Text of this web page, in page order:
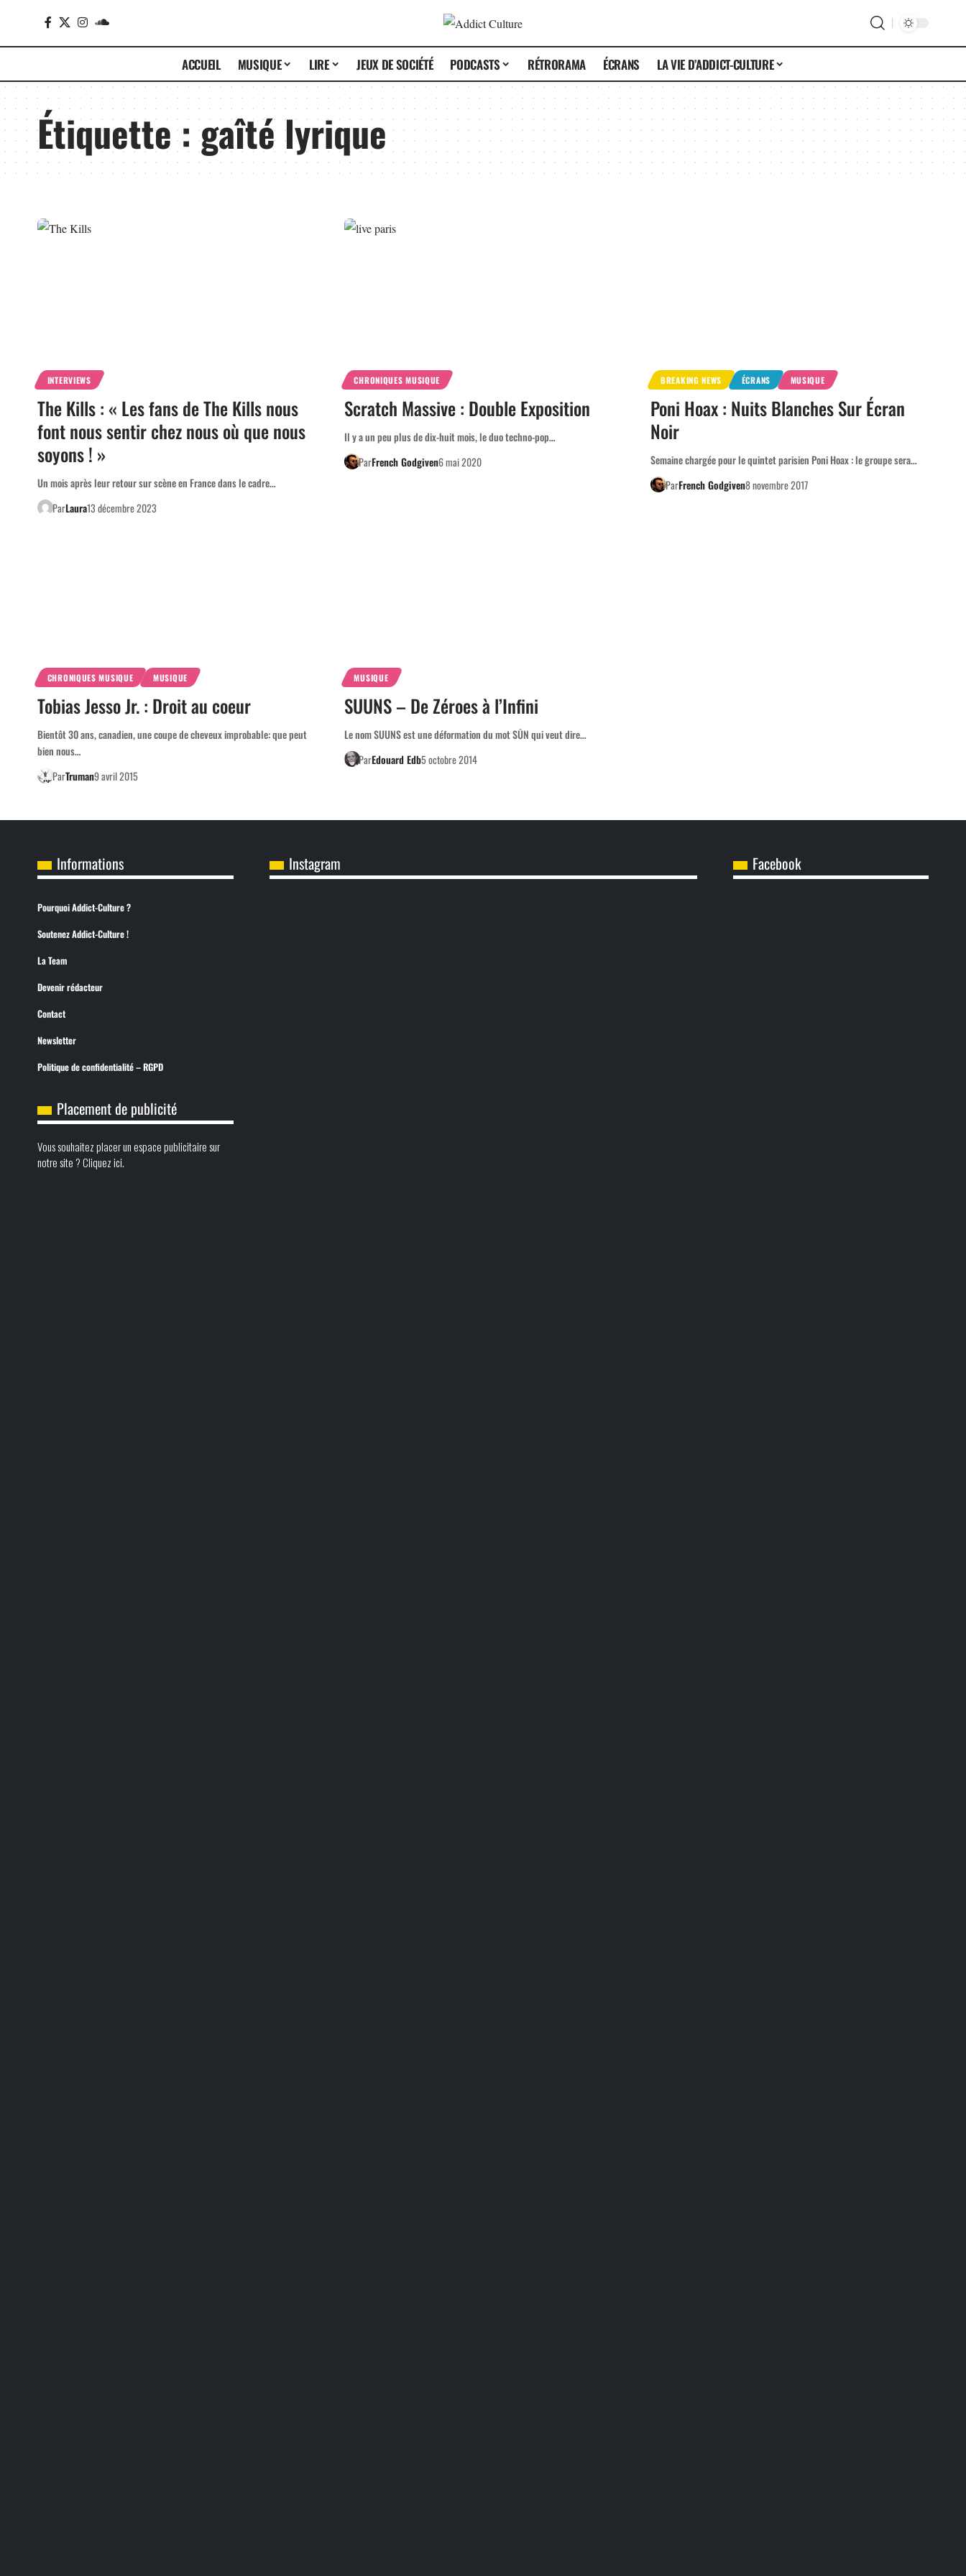
ACCUEIL MUSIQUE LIRE JEUX DE SOCIÉTÉ PODCASTS RÉTRORAMA ÉCRANS LA VIE D’ADDICT-CULTURE
Étiquette :gaîté lyrique
INTERVIEWS
The Kills : « Les fans de The Kills nous
font nous sentir chez nous où que nous
soyons ! »
Un mois après leur retour sur scène en France dans le cadre…
ParLaura13 décembre 2023
CHRONIQUES MUSIQUE
Scratch Massive : Double Exposition
Il y a un peu plus de dix-huit mois, le duo techno-pop…
ParFrench Godgiven6 mai 2020
BREAKING NEWS ÉCRANS MUSIQUE
Poni Hoax : Nuits Blanches Sur Écran
Noir
Semaine chargée pour le quintet parisien Poni Hoax : le groupe sera…
ParFrench Godgiven8 novembre 2017
CHRONIQUES MUSIQUE MUSIQUE
Tobias Jesso Jr. : Droit au coeur
Bientôt 30 ans, canadien, une coupe de cheveux improbable: que peut
bien nous…
ParTruman9 avril 2015
MUSIQUE
SUUNS – De Zéroes à l’Infini
Le nom SUUNS est une déformation du mot SŪN qui veut dire…
ParEdouard Edb5 octobre 2014
Informations
Pourquoi Addict-Culture ?
Soutenez Addict-Culture !
La Team
Devenir rédacteur
Contact
Newsletter
Politique de confidentialité – RGPD
Placement de publicité
Vous souhaitez placer un espace publicitaire sur
notre site ? Cliquez ici.
Instagram Facebook